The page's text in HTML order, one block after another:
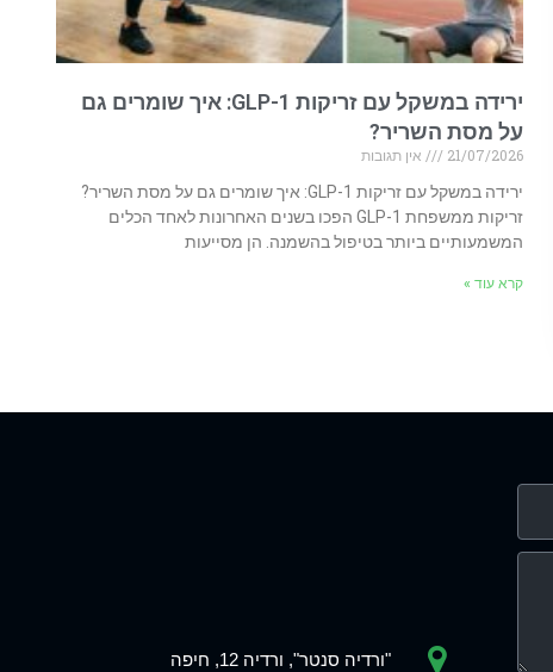
ירידה במשקל עם זריקות GLP-1: איך שומרים גם
על מסת השריר?
21/07/2026
אין תגובות
ירידה במשקל עם זריקות GLP-1: איך שומרים גם על מסת השריר?
זריקות ממשפחת GLP-1 הפכו בשנים האחרונות לאחד הכלים
המשמעותיים ביותר בטיפול בהשמנה. הן מסייעות
קרא עוד »
"ורדיה סנטר", ורדיה 12, חיפה